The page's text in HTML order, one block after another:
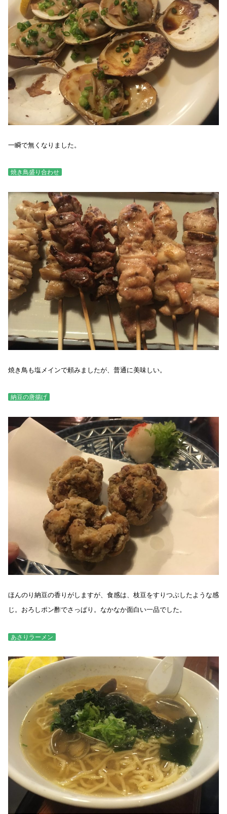
一瞬で無くなりました。
焼き鳥盛り合わせ
焼き鳥も塩メインで頼みましたが、普通に美味しい。
納豆の唐揚げ
ほんのり納豆の香りがしますが、食感は、枝豆をすりつぶしたような感
じ。おろしポン酢でさっぱり。なかなか面白い一品でした。
あさりラーメン